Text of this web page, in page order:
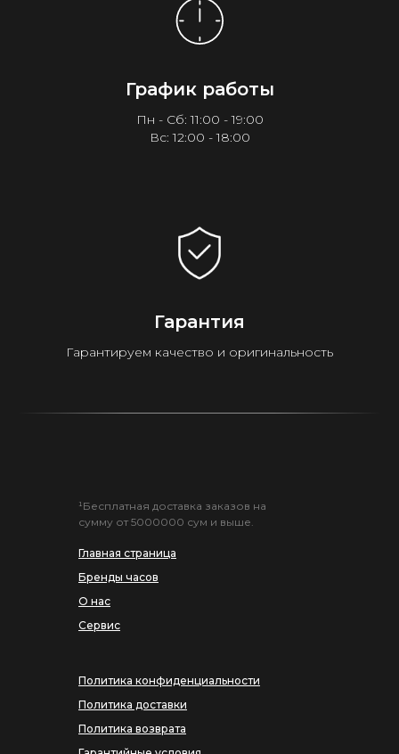
График работы
Пн - Сб: 11:00 - 19:00
Вс: 12:00 - 18:00
Гарантия
Гарантируем качество и оригинальность
Главная страница
Бренды часов
О нас
Сервис
¹Бесплатная доставка заказов на
сумму от 5000000 сум и выше.
Политика конфиденциальности
Политика доставки
Политика возврата